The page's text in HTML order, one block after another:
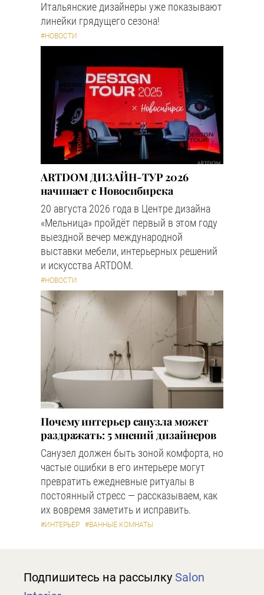
Итальянские дизайнеры уже показывают
линейки грядущего сезона!
#НОВОСТИ
ARTDOM ДИЗАЙН-ТУР 2026
начинает с Новосибирска
20 августа 2026 года в Центре дизайна
«Мельница» пройдёт первый в этом году
выездной вечер международной
выставки мебели, интерьерных решений
и искусства ARTDOM.
#НОВОСТИ
Почему интерьер санузла может
раздражать: 5 мнений дизайнеров
Санузел должен быть зоной комфорта, но
частые ошибки в его интерьере могут
превратить ежедневные ритуалы в
постоянный стресс — рассказываем, как
их вовремя заметить и исправить.
#ИНТЕРЬЕР #ВАННЫЕ КОМНАТЫ
Подпишитесь на рассылку Salon